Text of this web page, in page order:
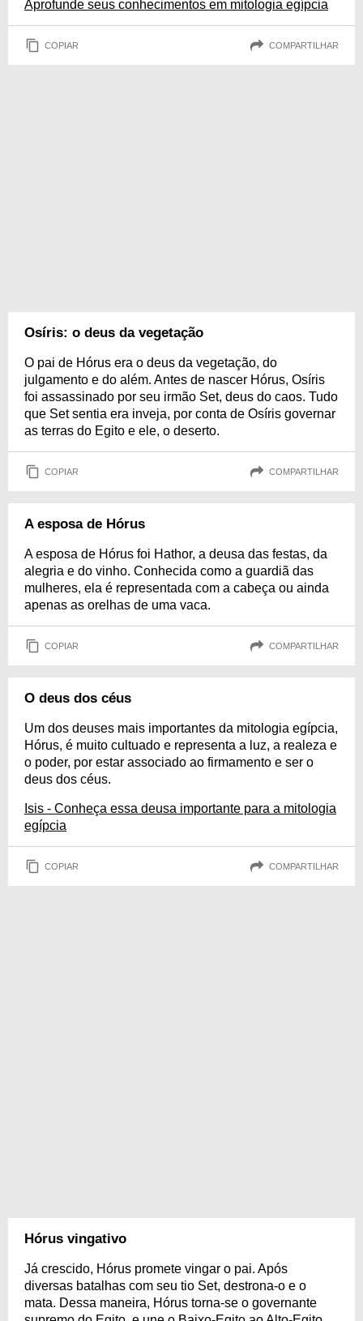
Aprofunde seus conhecimentos em mitologia egípcia
COPIAR COMPARTILHAR
Osíris: o deus da vegetação
O pai de Hórus era o deus da vegetação, do
julgamento e do além. Antes de nascer Hórus, Osíris
foi assassinado por seu irmão Set, deus do caos. Tudo
que Set sentia era inveja, por conta de Osíris governar
as terras do Egito e ele, o deserto.
COPIAR COMPARTILHAR
A esposa de Hórus
A esposa de Hórus foi Hathor, a deusa das festas, da
alegria e do vinho. Conhecida como a guardiã das
mulheres, ela é representada com a cabeça ou ainda
apenas as orelhas de uma vaca.
COPIAR COMPARTILHAR
O deus dos céus
Um dos deuses mais importantes da mitologia egípcia,
Hórus, é muito cultuado e representa a luz, a realeza e
o poder, por estar associado ao firmamento e ser o
deus dos céus.
Isis - Conheça essa deusa importante para a mitologia
egípcia
COPIAR COMPARTILHAR
Hórus vingativo
Já crescido, Hórus promete vingar o pai. Após
diversas batalhas com seu tio Set, destrona-o e o
mata. Dessa maneira, Hórus torna-se o governante